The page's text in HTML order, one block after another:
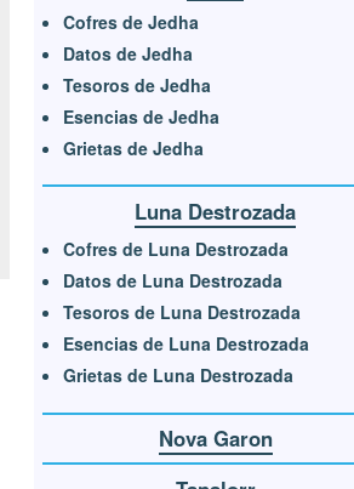
Cofres de Jedha
Datos de Jedha
Tesoros de Jedha
Esencias de Jedha
Grietas de Jedha
Luna Destrozada
Cofres de Luna Destrozada
Datos de Luna Destrozada
Tesoros de Luna Destrozada
Esencias de Luna Destrozada
Grietas de Luna Destrozada
Nova Garon